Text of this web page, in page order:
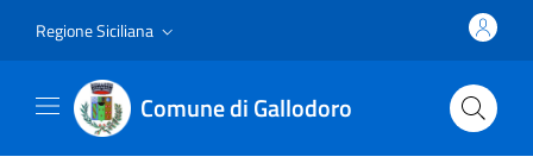
Regione Siciliana
Comune di Gallodoro